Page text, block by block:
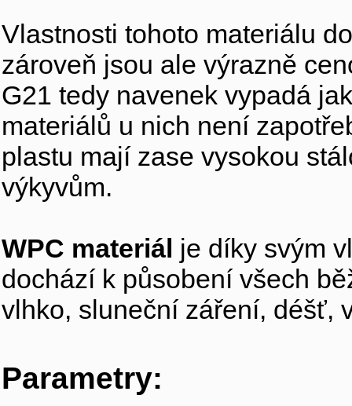
Vlastnosti tohoto materiálu
zároveň jsou ale výrazně
G21 tedy navenek vypadá
materiálů u nich není
plastu mají zase vysokou
výkyvům.
WPC materiál je díky svým
dochází k působení všech
vlhko, sluneční záření, déšť,
Parametry: